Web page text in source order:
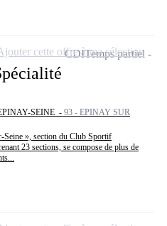
SEINE - 93 - EPINAY SUR
», section du Club Sportif
23 sections, se compose de plus de
CDITemps partiel
cette offre à ma sélection